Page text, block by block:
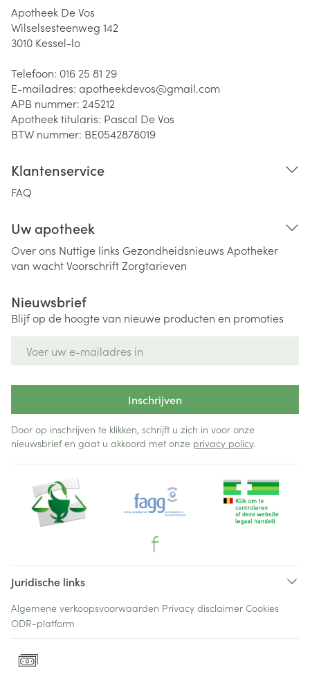
Apotheek De Vos
Wilselsesteenweg 142
3010 Kessel-lo
Telefoon: 016 25 81 29
E-mailadres: apotheekdevos@gmail.com
APB nummer: 245212
Apotheek titularis: Pascal De Vos
BTW nummer: BE0542878019
Klantenservice
FAQ
Uw apotheek
Over ons Nuttige links Gezondheidsnieuws Apotheker
van wachtVoorschriftZorgtarieven
Nieuwsbrief
Blijf op de hoogte van nieuwe producten en promoties
Inschrijven
Door op inschrijven te klikken, schrijft u zich in voor onze
nieuwsbrief en gaat u akkoord met onze privacy policy.
Juridische links
Algemene verkoopsvoorwaarden Privacy disclaimer Cookies
ODR-platform